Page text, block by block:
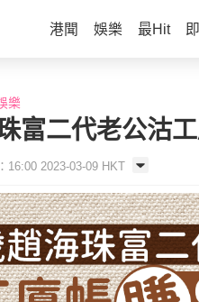
港聞 娛樂 最Hit
樂
富二代老公沽
16:00 2023-03-09 HKT